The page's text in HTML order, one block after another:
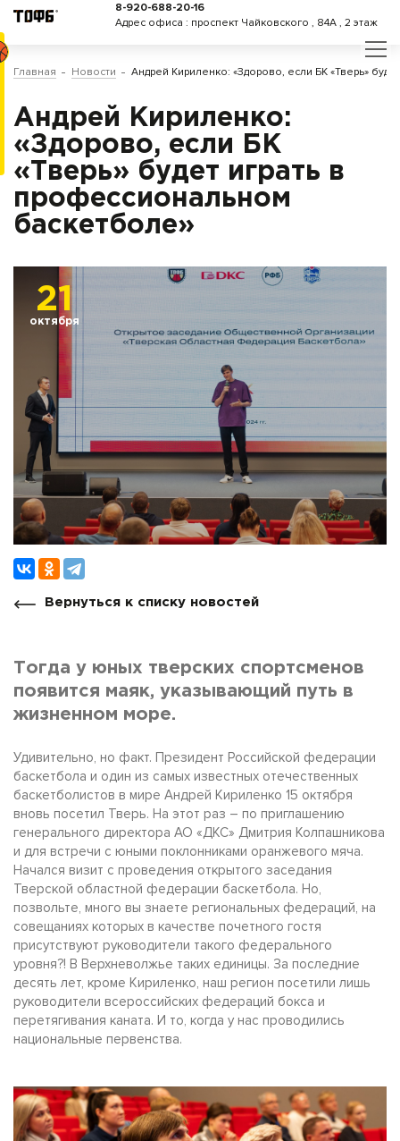
8-920-688-20-16
Адрес офиса : проспект Чайковского , 84А , 2 этаж
Главная Новости Андрей Кириленко: «Здорово, если БК «Тверь»
Андрей Кириленко:
«Здорово, если БК
«Тверь» будет играть в
профессиональном
баскетболе»
21
октября
Вернуться к списку новостей
Тогда у юных тверских спортсменов
появится маяк, указывающий путь в
жизненном море.
Удивительно, но факт. Президент Российской федерации
баскетбола и один из самых известных отечественных
баскетболистов в мире Андрей Кириленко 15 октября
вновь посетил Тверь. На этот раз – по приглашению
генерального директора АО «ДКС» Дмитрия Колпашникова
и для встречи с юными поклонниками оранжевого мяча.
Начался визит с проведения открытого заседания
Тверской областной федерации баскетбола. Но,
позвольте, много вы знаете региональных федераций, на
совещаниях которых в качестве почетного гостя
присутствуют руководители такого федерального
уровня?! В Верхневолжье таких единицы. За последние
десять лет, кроме Кириленко, наш регион посетили лишь
руководители всероссийских федераций бокса и
перетягивания каната. И то, когда у нас проводились
национальные первенства.